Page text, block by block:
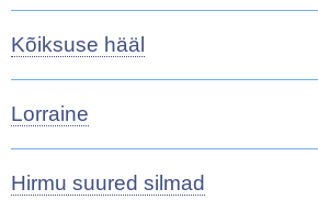
Kõiksuse hääl
Lorraine
Hirmu suured silmad